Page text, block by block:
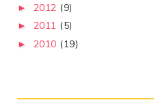
► 2012 (9)
► 2011 (5)
► 2010 (19)